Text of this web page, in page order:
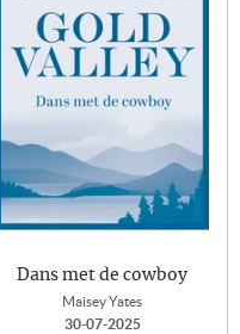
Dans met de cowboy
Maisey Yates
30-07-2025